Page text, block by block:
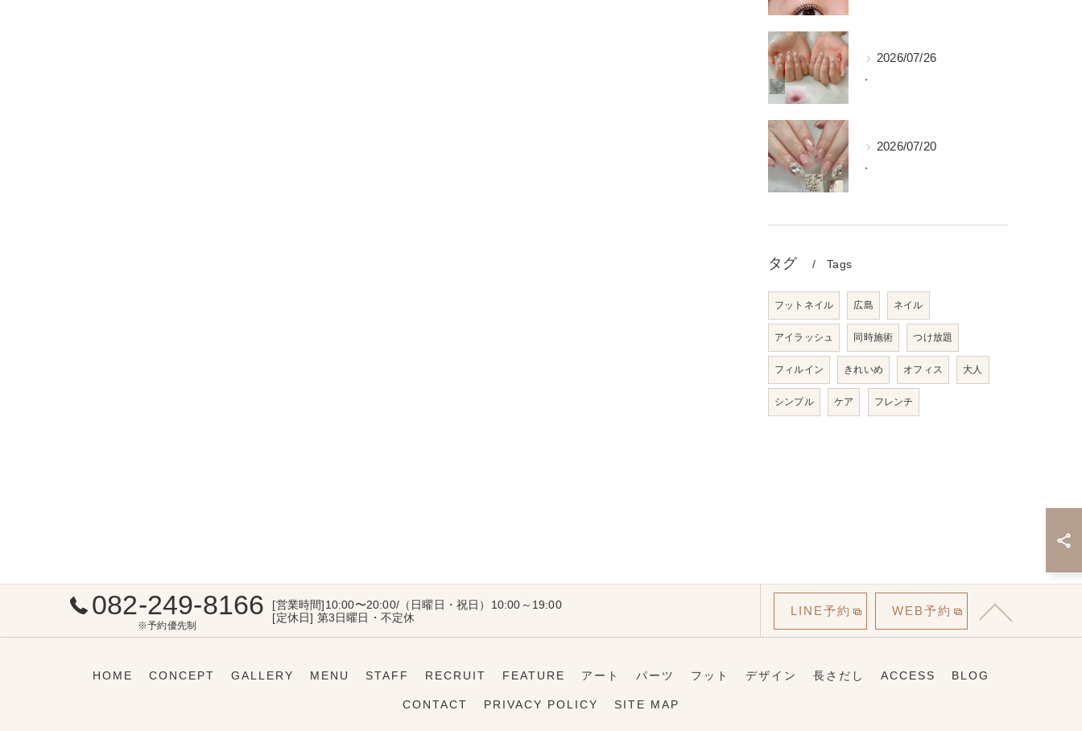
2026/07/26
.
2026/07/20
.
タグ Tags
フットネイル 広島 ネイル
アイラッシュ 同時施術 つけ放題
フィルイン きれいめ オフィス 大人
シンプル ケア フレンチ
082-249-8166
※予約優先制
[営業時間]10:00〜20:00/（日曜日・祝日）10:00～19:00
[定休日] 第3日曜日・不定休
LINE予約 WEB予約
HOME CONCEPT GALLERY MENU STAFF RECRUIT FEATURE アート パーツ フット デザイン 長さだし ACCESS BLOG
CONTACT PRIVACY POLICY SITE MAP